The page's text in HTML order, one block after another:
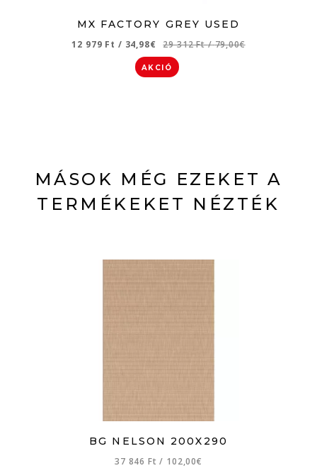
MX FACTORY GREY USED
12 979 Ft / 34,98€ 29 312 Ft/ 79,00€
AKCIÓ
MÁSOK MÉG EZEKET A
TERMÉKEKET NÉZTÉK
BG NELSON 200X290
37 846 Ft/ 102,00€